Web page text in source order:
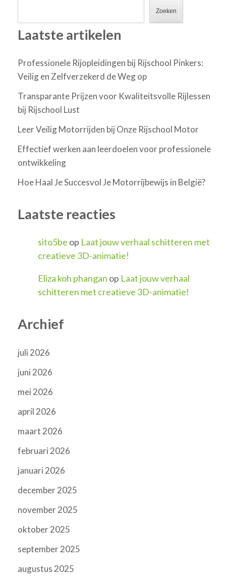
Zoeken
Laatste artikelen
Professionele Rijopleidingen bij Rijschool Pinkers:
Veilig en Zelfverzekerd de Weg op
Transparante Prijzen voor Kwaliteitsvolle Rijlessen
bij Rijschool Lust
Leer Veilig Motorrijden bij Onze Rijschool Motor
Effectief werken aan leerdoelen voor professionele
ontwikkeling
Hoe Haal Je Succesvol Je Motorrijbewijs in België?
Laatste reacties
sito5be op Laat jouw verhaal schitteren met
creatieve 3D-animatie!
Eliza koh phangan op Laat jouw verhaal
schitteren met creatieve 3D-animatie!
Archief
juli 2026
juni 2026
mei 2026
april 2026
maart 2026
februari 2026
januari 2026
december 2025
november 2025
oktober 2025
september 2025
augustus 2025